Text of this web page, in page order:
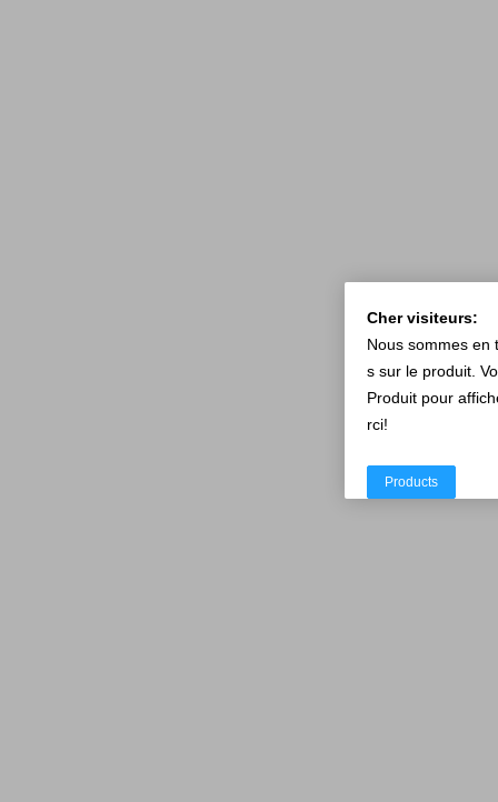
Cher visiteurs:
Nous sommes en
s sur le produit.
Produit pour
rci!
Products